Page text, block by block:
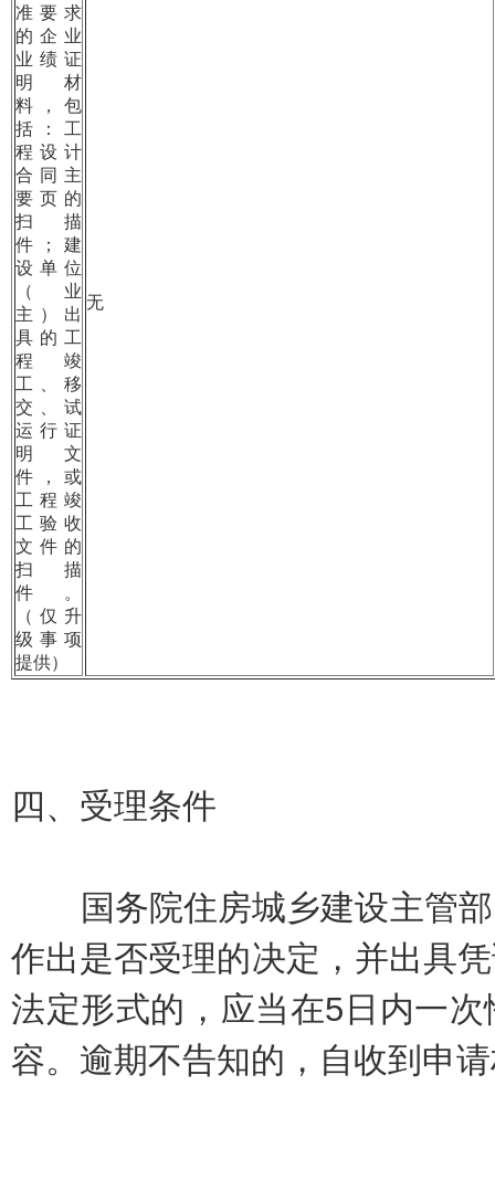
准要求
的企业
业绩证
明材
料，包
括：工
程设计
合同主
要页的
扫描
件；建
设单位
（业
主）出
具的工
程竣
工、移
交、试
运行证
明文
件，或
工程竣
工验收
文件的
扫描
件。
（仅升
级事项
提供）
无
四、 受理条件
国务院住房城乡建设主管部
作出是否受理的决定，并出具
法定形式的，应当在5日内一
容。逾期不告知的，自收到申